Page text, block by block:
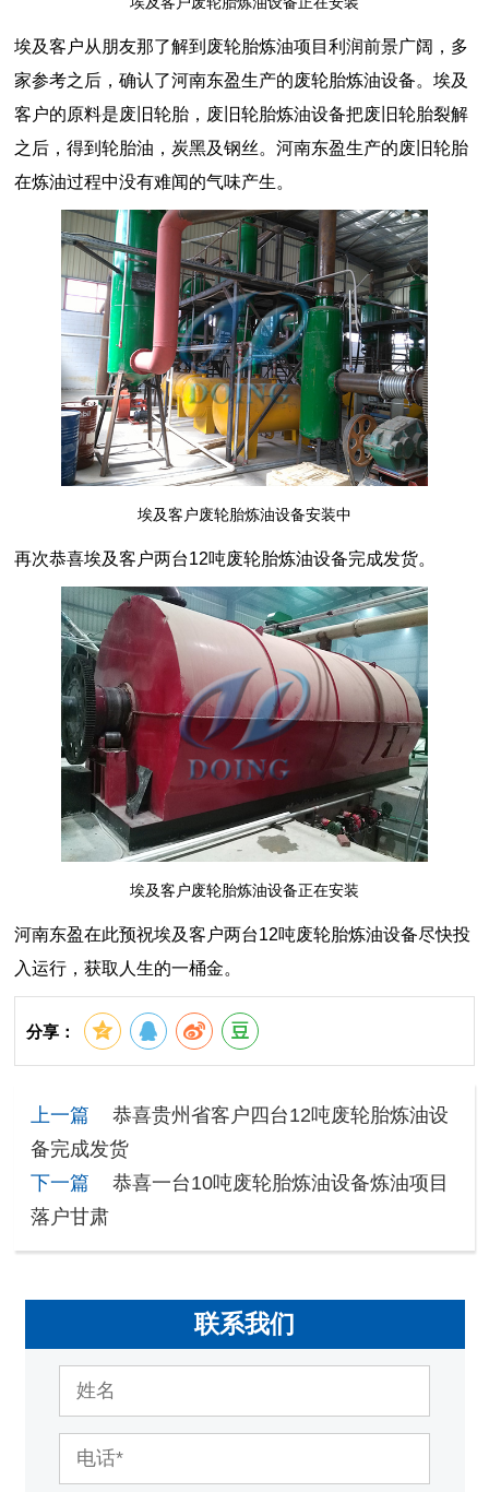
埃及客户从朋友那了解到废轮胎炼油项目利润前景广阔，多
家参考之后，确认了河南东盈生产的废轮胎炼油设备。埃及
客户的原料是废旧轮胎，废旧轮胎炼油设备把废旧轮胎裂解
之后，得到轮胎油，炭黑及钢丝。河南东盈生产的废旧轮胎
在炼油过程中没有难闻的气味产生。
埃及客户废轮胎炼油设备安装中
再次恭喜埃及客户两台12吨废轮胎炼油设备完成发货。
埃及客户废轮胎炼油设备正在安装
河南东盈在此预祝埃及客户两台12吨废轮胎炼油设备尽快投
入运行，获取人生的一桶金。
分享：
上一篇
恭喜贵州省客户四台12吨废轮胎炼油设
备完成发货
下一篇
恭喜一台10吨废轮胎炼油设备炼油项目
落户甘肃
联系我们